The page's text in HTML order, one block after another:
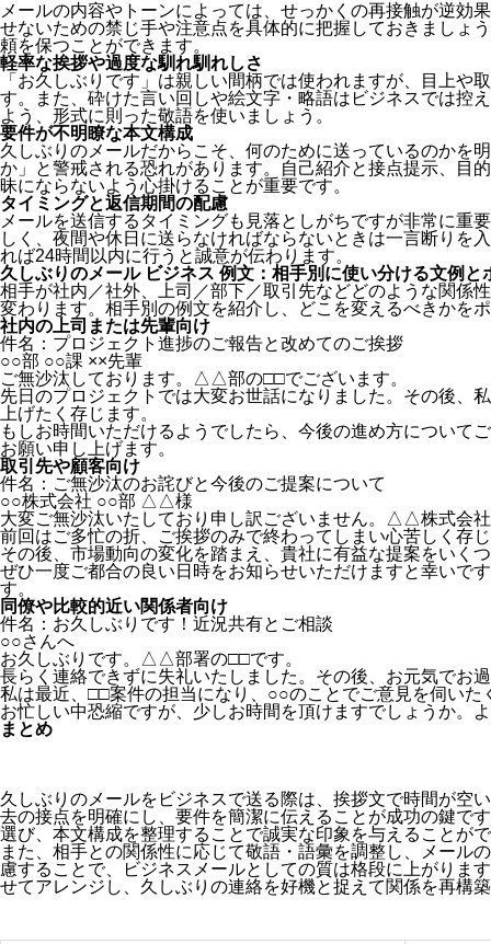
メールの内容やトーンによっては、せっかくの再接触が逆効
せないための禁じ手や注意点を具体的に把握しておきましょ
頼を保つことができます。
軽率な挨拶や過度な馴れ馴れしさ
「お久しぶりです」は親しい間柄では使われますが、目上や
す。また、砕けた言い回しや絵文字・略語はビジネスでは控
よう、形式に則った敬語を使いましょう。
要件が不明瞭な本文構成
久しぶりのメールだからこそ、何のために送っているのかを
か」と警戒される恐れがあります。自己紹介と接点提示、目
昧にならないよう心掛けることが重要です。
タイミングと返信期間の配慮
メールを送信するタイミングも見落としがちですが非常に重
しく、夜間や休日に送らなければならないときは一言断りを
れば24時間以内に行うと誠意が伝わります。
久しぶりのメール ビジネス 例文：相手別に使い分ける文例と
相手が社内／社外、上司／部下／取引先などどのような関係
変わります。相手別の例文を紹介し、どこを変えるべきかを
社内の上司または先輩向け
件名：プロジェクト進捗のご報告と改めてのご挨拶
○○部 ○○課 ××先輩
ご無沙汰しております。△△部の□□でございます。
先日のプロジェクトでは大変お世話になりました。その後、
上げたく存じます。
もしお時間いただけるようでしたら、今後の進め方について
お願い申し上げます。
取引先や顧客向け
件名：ご無沙汰のお詫びと今後のご提案について
○○株式会社 ○○部 △△様
大変ご無沙汰いたしており申し訳ございません。△△株式会
前回はご多忙の折、ご挨拶のみで終わってしまい心苦しく存
その後、市場動向の変化を踏まえ、貴社に有益な提案をいく
ぜひ一度ご都合の良い日時をお知らせいただけますと幸いで
す。
同僚や比較的近い関係者向け
件名：お久しぶりです！近況共有とご相談
○○さんへ
お久しぶりです。△△部署の□□です。
長らく連絡できずに失礼いたしました。その後、お元気でお
私は最近、□□案件の担当になり、○○のことでご意見を伺いた
お忙しい中恐縮ですが、少しお時間を頂けますでしょうか。
まとめ
久しぶりのメールをビジネスで送る際は、挨拶文で時間が空
去の接点を明確にし、要件を簡潔に伝えることが成功の鍵で
選び、本文構成を整理することで誠実な印象を与えることが
また、相手との関係性に応じて敬語・語彙を調整し、メール
慮することで、ビジネスメールとしての質は格段に上がりま
せてアレンジし、久しぶりの連絡を好機と捉えて関係を再構